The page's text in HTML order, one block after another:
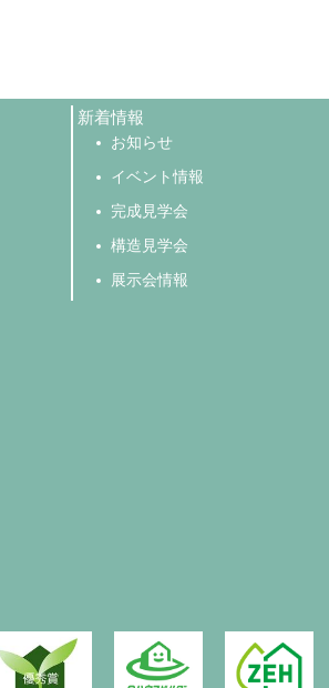
新着情報
お知らせ
イベント情報
完成見学会
構造見学会
展示会情報